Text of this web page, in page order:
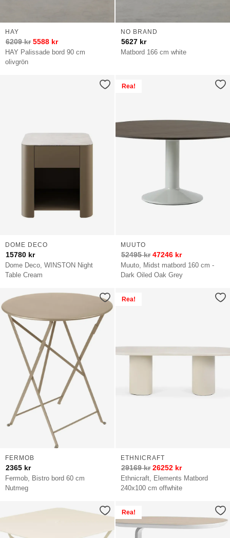
HAY Palissade bord 90 cm
olivgrön
HAY
6209kr 5588 kr
Matbord 166 cm white
NO BRAND
5627 kr
Dome Deco, WINSTON Night
Table Cream
DOME DECO
15780 kr
Rea!
Muuto, Midst matbord 160 cm -
Dark Oiled Oak Grey
MUUTO
52495kr 47246 kr
Fermob, Bistro bord 60 cm
Nutmeg
FERMOB
2365 kr
Rea!
Ethnicraft, Elements Matbord
240x100 cm offwhite
ETHNICRAFT
29169kr 26252 kr
Rea!